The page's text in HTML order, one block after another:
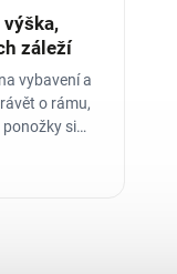
záleží
vybavení a
o rámu,
si